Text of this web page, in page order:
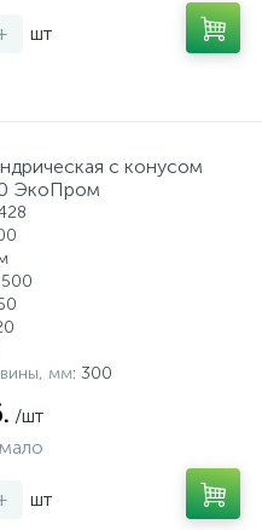
шт
с конусом
ЭкоПром
500
мм: 300
/шт
шт